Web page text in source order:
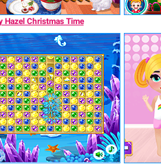
Hazel Christmas Time